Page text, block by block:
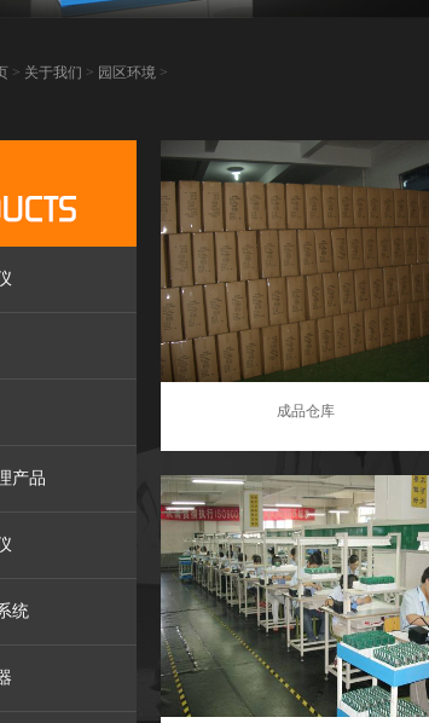
> 关于我们 > 园区环境 >
产品
统
成品仓库